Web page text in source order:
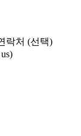
락처 (선택)